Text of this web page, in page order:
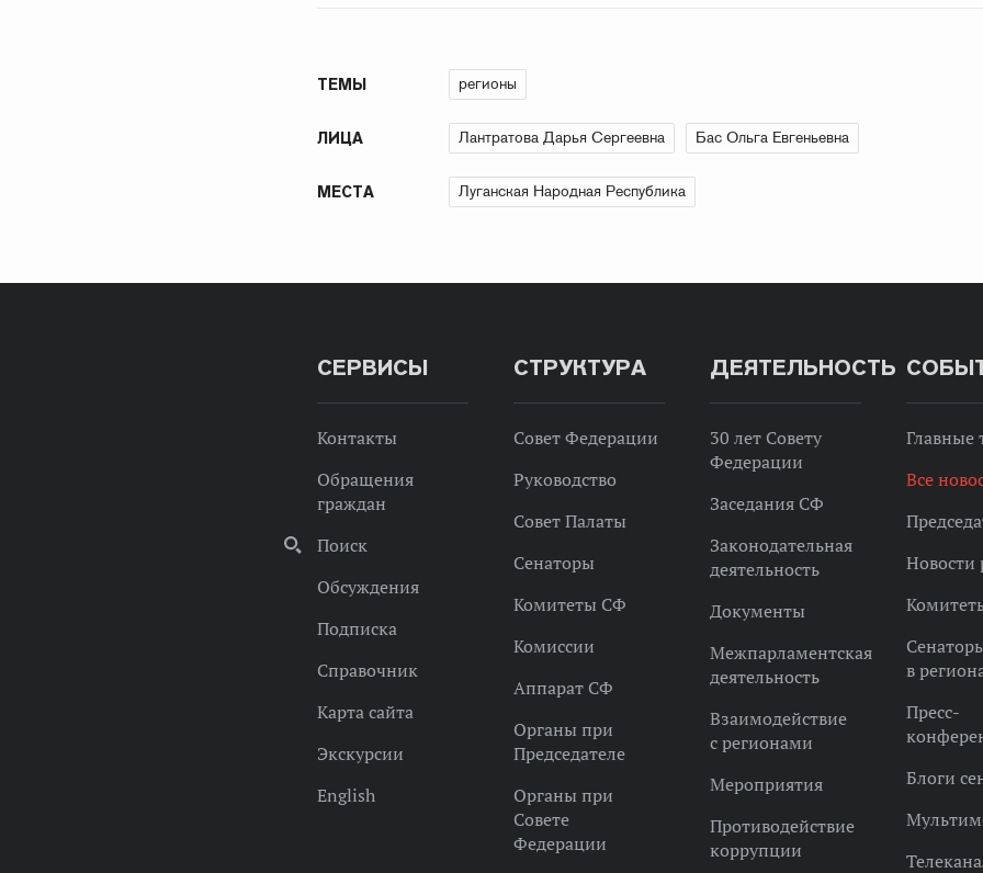
ТЕМЫ регионы
ЛИЦА Лантратова Дарья Сергеевна Бас Ольга Евгеньевна
МЕСТА Луганская Народная Республика
СЕРВИСЫ
Контакты
Обращения
граждан
Поиск
Обсуждения
Подписка
Справочник
Карта сайта
Экскурсии
English
СТРУКТУРА
Совет Федерации
Руководство
Совет Палаты
Сенаторы
Комитеты СФ
Комиссии
Аппарат СФ
Органы при
Председателе
Органы при
Совете
Федерации
ДЕЯТЕЛЬНОСТЬ
30 лет Совету
Федерации
Заседания СФ
Законодательная
деятельность
Документы
Межпарламентская
деятельность
Взаимодействие
с регионами
Мероприятия
Противодействие
коррупции
Главные
Все
Новости
в
Пресс-
Блоги